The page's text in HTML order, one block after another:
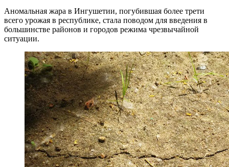
Аномальная жара в Ингушетии, погубившая более трети
всего урожая в республике, стала поводом для введения в
большинстве районов и городов режима чрезвычайной
ситуации.